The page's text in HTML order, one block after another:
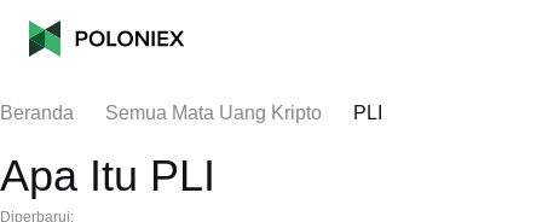
Beranda Semua Mata Uang Kripto PLI
Apa Itu PLI
Diperbarui: